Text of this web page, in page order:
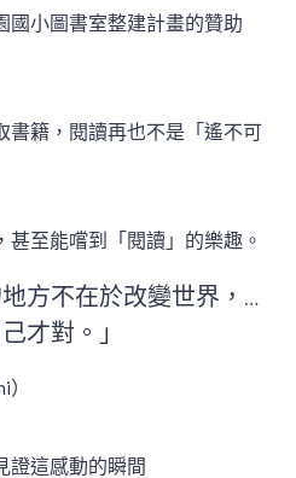
國小圖書室整建計畫的贊助
書籍，閱讀再也不是「遙不可
至能嚐到「閱讀」的樂趣。
方不在於改變世界，…
才對。」
證這感動的瞬間